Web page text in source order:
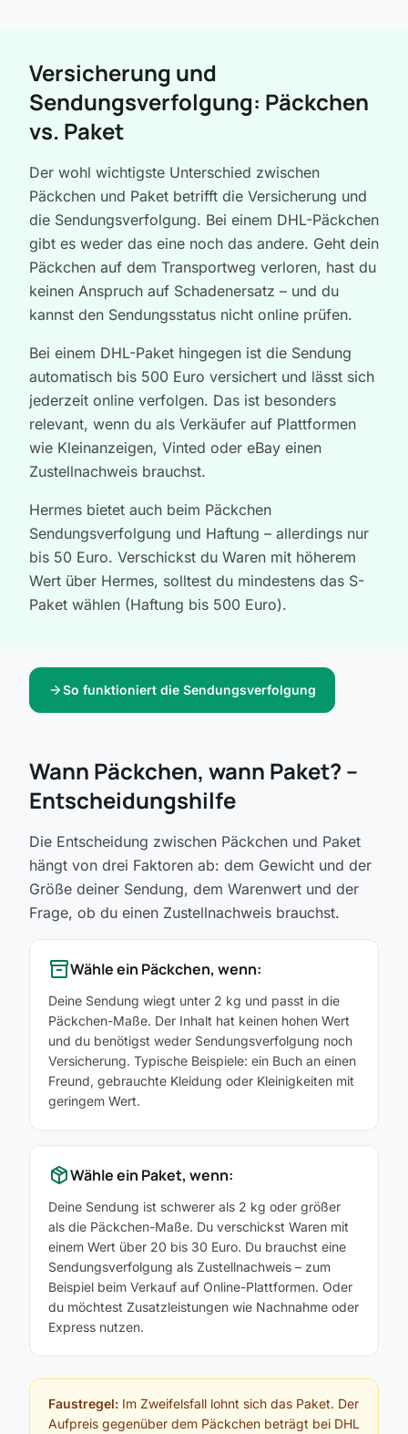
Versicherung und
Sendungsverfolgung: Päckchen
vs. Paket
Der wohl wichtigste Unterschied zwischen
Päckchen und Paket betrifft die Versicherung und
die Sendungsverfolgung. Bei einem DHL-Päckchen
gibt es weder das eine noch das andere. Geht dein
Päckchen auf dem Transportweg verloren, hast du
keinen Anspruch auf Schadenersatz – und du
kannst den Sendungsstatus nicht online prüfen.
Bei einem DHL-Paket hingegen ist die Sendung
automatisch bis 500 Euro versichert und lässt sich
jederzeit online verfolgen. Das ist besonders
relevant, wenn du als Verkäufer auf Plattformen
wie Kleinanzeigen, Vinted oder eBay einen
Zustellnachweis brauchst.
Hermes bietet auch beim Päckchen
Sendungsverfolgung und Haftung – allerdings nur
bis 50 Euro. Verschickst du Waren mit höherem
Wert über Hermes, solltest du mindestens das S-
Paket wählen (Haftung bis 500 Euro).
arrow_forwardSo funktioniert die Sendungsverfolgung
Wann Päckchen, wann Paket? –
Entscheidungshilfe
Die Entscheidung zwischen Päckchen und Paket
hängt von drei Faktoren ab: dem Gewicht und der
Größe deiner Sendung, dem Warenwert und der
Frage, ob du einen Zustellnachweis brauchst.
inventory_2Wähle ein Päckchen, wenn:
Deine Sendung wiegt unter 2 kg und passt in die
Päckchen-Maße. Der Inhalt hat keinen hohen Wert
und du benötigst weder Sendungsverfolgung noch
Versicherung. Typische Beispiele: ein Buch an einen
Freund, gebrauchte Kleidung oder Kleinigkeiten mit
geringem Wert.
package_2Wähle ein Paket, wenn:
Deine Sendung ist schwerer als 2 kg oder größer
als die Päckchen-Maße. Du verschickst Waren mit
einem Wert über 20 bis 30 Euro. Du brauchst eine
Sendungsverfolgung als Zustellnachweis – zum
Beispiel beim Verkauf auf Online-Plattformen. Oder
du möchtest Zusatzleistungen wie Nachnahme oder
Express nutzen.
Faustregel: Im Zweifelsfall lohnt sich das Paket. Der
Aufpreis gegenüber dem Päckchen beträgt bei DHL